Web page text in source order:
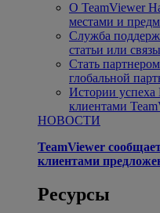
О TeamViewer
местами и
Служба
статьи или
Стать партнером
глобальной
Истории успеха
клиентами
НОВОСТИ
TeamViewer
клиентами
Ресурсы